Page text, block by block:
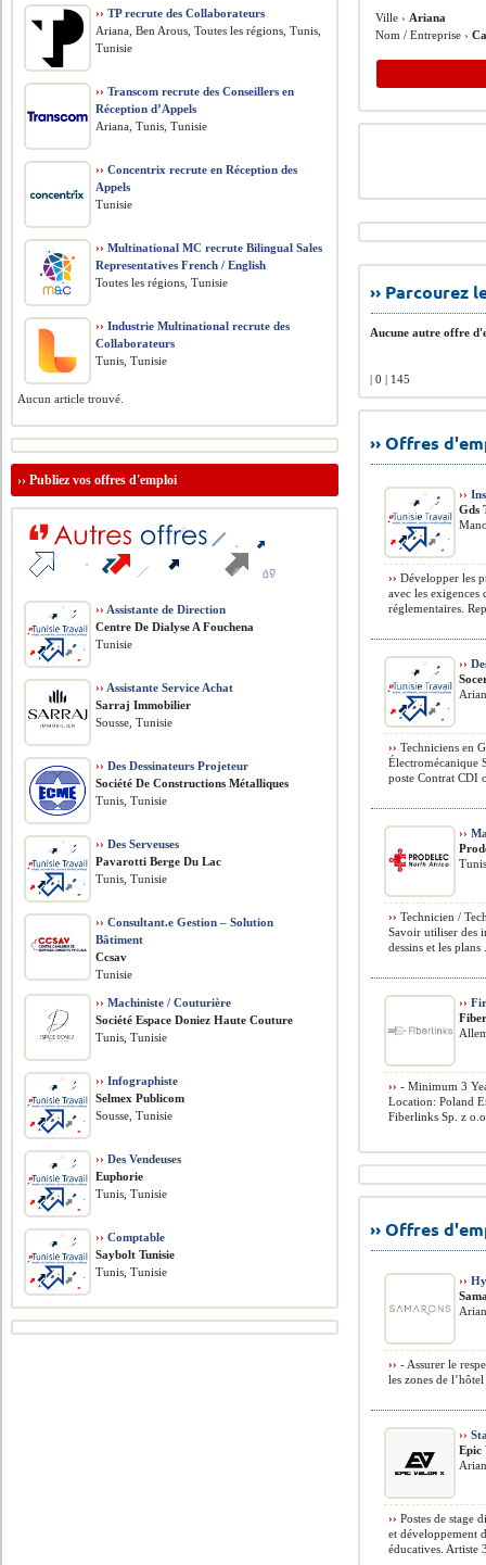
Ville › Ariana
Nom / Entreprise ›
››
Aucune autre offre
| 0 | 145
›› Offres
››
Gds
›› Développer les
avec les exigences
réglementaires.
››
›› Techniciens en
Électromécanique
poste Contrat CDI
››
›› Technicien /
Savoir utiliser des
dessins et les plans
››
›› - Minimum 3
Location: Poland
Fiberlinks Sp. z
›› Offres
››
›› - Assurer le
les zones de
››
Epic
›› Postes de stage
et développement
éducatives. Artiste
›› TP recrute des Collaborateurs
Ariana, Ben Arous, Toutes les régions, Tunis,
Tunisie
›› Transcom recrute des Conseillers en
Réception d’Appels
Ariana, Tunis, Tunisie
›› Concentrix recrute en Réception des
Appels
Tunisie
›› Multinational MC recrute Bilingual Sales
Representatives French / English
Toutes les régions, Tunisie
›› Industrie Multinational recrute des
Collaborateurs
Tunis, Tunisie
Aucun article trouvé.
››Publiez vos offres d'emploi
›› Assistante de Direction
Centre De Dialyse A Fouchena
Tunisie
›› Assistante Service Achat
Sarraj Immobilier
Sousse, Tunisie
›› Des Dessinateurs Projeteur
Société De Constructions Métalliques
Tunis, Tunisie
›› Des Serveuses
Pavarotti Berge Du Lac
Tunis, Tunisie
›› Consultant.e Gestion – Solution
Bâtiment
Ccsav
Tunisie
›› Machiniste / Couturière
Société Espace Doniez Haute Couture
Tunis, Tunisie
›› Infographiste
Selmex Publicom
Sousse, Tunisie
›› Des Vendeuses
Euphorie
Tunis, Tunisie
›› Comptable
Saybolt Tunisie
Tunis, Tunisie